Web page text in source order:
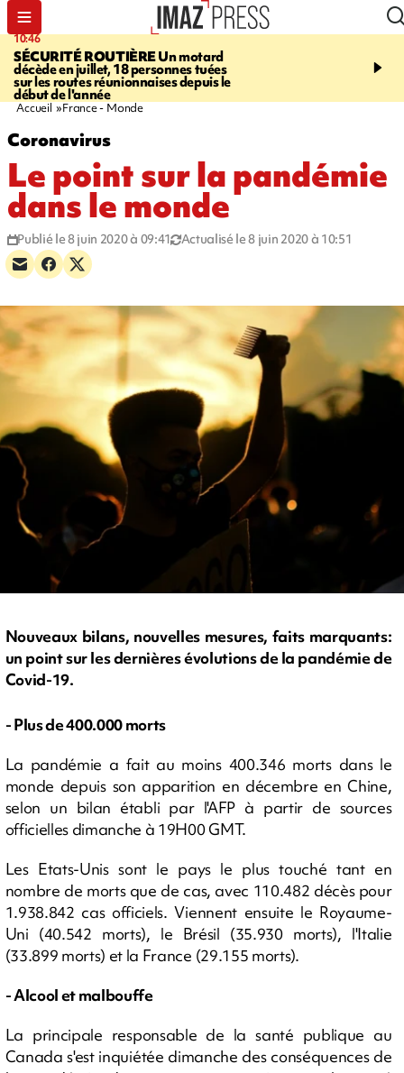
10:46
SÉCURITÉ ROUTIÈREUn motard
décède en juillet, 18 personnes tuées
sur les routes réunionnaises depuis le
début de l'année
13:49
mineurs - un courrier
Accueil France - Monde
Coronavirus
Le point sur la pandémie
dans le monde
Publié le 8 juin 2020 à 09:41 Actualisé le 8 juin 2020 à 10:51
Nouveaux bilans, nouvelles mesures, faits marquants:
un point sur les dernières évolutions de la pandémie de
Covid-19.
- Plus de 400.000 morts
La pandémie a fait au moins 400.346 morts dans le
monde depuis son apparition en décembre en Chine,
selon un bilan établi par l'AFP à partir de sources
officielles dimanche à 19H00 GMT.
Les Etats-Unis sont le pays le plus touché tant en
nombre de morts que de cas, avec 110.482 décès pour
1.938.842 cas officiels. Viennent ensuite le Royaume-
Uni (40.542 morts), le Brésil (35.930 morts), l'Italie
(33.899 morts) et la France (29.155 morts).
- Alcool et malbouffe
La principale responsable de la santé publique au
Canada s'est inquiétée dimanche des conséquences de